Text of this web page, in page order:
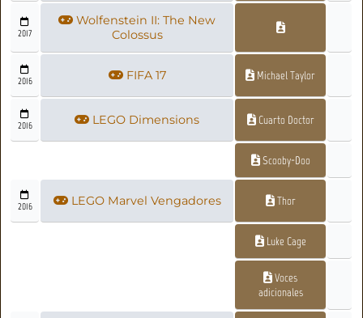
2017
Wolfenstein II: The New
Colossus
2016 FIFA 17 Michael Taylor
2016 LEGO Dimensions Cuarto Doctor
Scooby-Doo
2016 LEGO Marvel Vengadores Thor
Luke Cage
Voces
adicionales